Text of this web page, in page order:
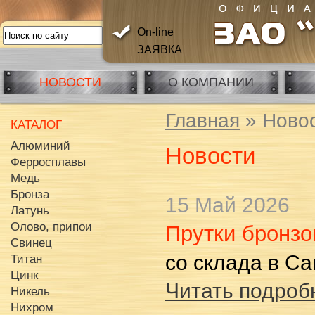
On-line
ЗАЯВКА
НОВОСТИ О КОМПАНИИ
Главная »
Новости
15 Май 2026
Прутки
со склада в
Читать
КАТАЛОГ
Алюминий
Ферросплавы
Медь
Бронза
Латунь
Олово, припои
Свинец
Титан
Цинк
Никель
Нихром